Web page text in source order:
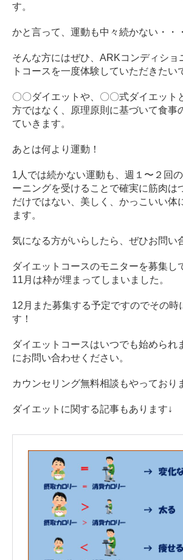
す。
かと言って、運動も中々続かない・・
そんな方にはぜひ、ARKコンディショ
トコースを一度体験していただきたい
〇〇ダイエットや、〇〇式ダイエット
方ではなく、原理原則に基づいて食事
ていきます。
あとは何より運動！
1人では続かない運動も、週１〜２回
ーニングを受けることで確実に筋肉は
だけではない、美しく、かっこいい体
ます。
気になる方がいらしたら、ぜひお問い
ダイエットコースのモニターを募集し
11月は枠が埋まってしまいました。
12月また募集する予定ですのでその時
す！
ダイエットコースはいつでも始められ
にお問い合わせください。
カウンセリング無料相談もやっており
ダイエットに関する記事もあります↓